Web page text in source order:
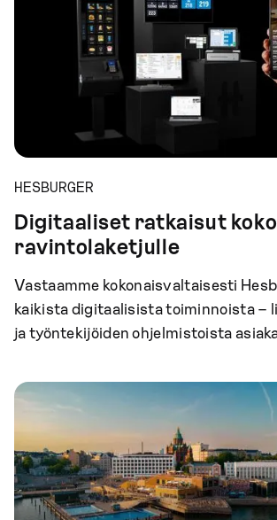
HESBURGER
Digitaaliset ratkaisut koko
ravintolaketjulle
Vastaamme kokonaisvaltaisesti
kaikista digitaalisista toiminnoista –
ja työntekijöiden ohjelmistoista